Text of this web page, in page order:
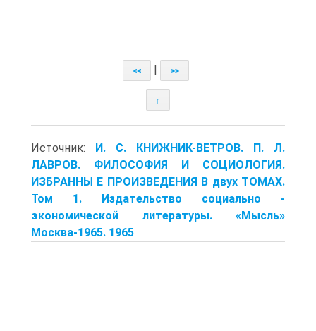
<< >>
↑
Источник: И. С. КНИЖНИК-ВЕТРОВ. П. Л.
ЛАВРОВ. ФИЛОСОФИЯ И СОЦИОЛОГИЯ.
ИЗБРАННЫ Е ПРОИЗВЕДЕНИЯ В двух ТОМАХ.
Том 1. Издательство социально -
экономической литературы. «Мысль»
Москва-1965. 1965